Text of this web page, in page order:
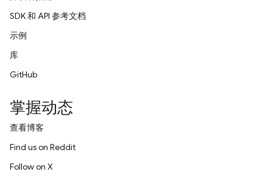
SDK 和 API 参考文档
示例
库
GitHub
掌握动态
查看博客
Find us on Reddit
Follow on X